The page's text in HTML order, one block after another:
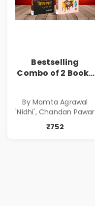
Bestselling
Combo of 2 Books
( सर्वोत्कृष्ट कादंबरी
आणि प्रभावशाली
कथांचा संच )
By Mamta Agrawal
'Nidhi', Chandan Pawar
₹752